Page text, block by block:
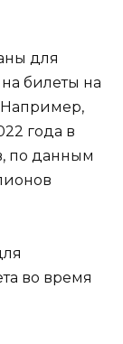
для
билеты на
Например,
года в
по данным
во время